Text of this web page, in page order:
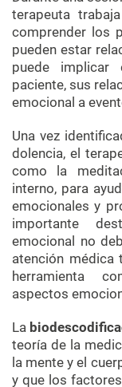
terapeuta
comprender los
pueden estar
puede
paciente, sus
emocional a
Una vez
dolencia, el
como la
interno, para
emocionales y
importante
emocional no
atención médica
herramienta
aspectos
La
teoría de la
la mente y el
y que los